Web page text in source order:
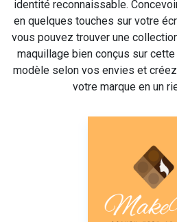
identité reconnaissable.
en quelques touches sur votre
vous pouvez trouver une
maquillage bien conçus sur
modèle selon vos envies et
votre marque en un